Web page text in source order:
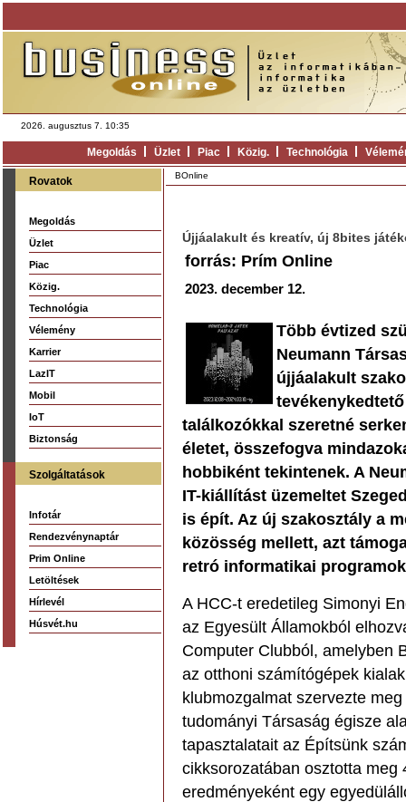
2026. augusztus 7. 10:35
Megoldás Üzlet Piac Közig. Technológia
Rovatok
Megoldás
Üzlet
Piac
Közig.
Technológia
Vélemény
Karrier
LazIT
Mobil
IoT
Biztonság
Szolgáltatások
Infotár
Rendezvénynaptár
Prim Online
Letöltések
Hírlevél
Húsvét.hu
BOnline
Újjáalakult és kreatív, új 8bites
forrás: Prím Online
2023. december 12.
Több évtized
Neumann
újjáalakult
találkozókkal szeretné
életet, összefogva
hobbiként tekintenek. A
IT-kiállítást üzemeltet
is épít. Az új szakosztály a
közösség mellett, azt
retró informatikai
A HCC-t eredetileg Simonyi
az Egyesült Államokból
Computer Clubból, amelyben
az otthoni számítógépek
klubmozgalmat szervezte
tudományi Társaság égisze
tapasztalatait az Építsünk
cikksorozatában osztotta
eredményeként egy